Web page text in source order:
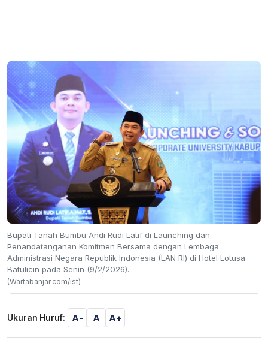
Bupati Tanah Bumbu Andi Rudi Latif di Launching dan
Penandatanganan Komitmen Bersama dengan Lembaga
Administrasi Negara Republik Indonesia (LAN RI) di Hotel Lotusa
Batulicin pada Senin (9/2/2026).
(Wartabanjar.com/ist)
Ukuran Huruf: A- A A+